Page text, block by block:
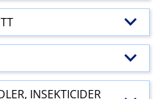
INSEKTICIDER